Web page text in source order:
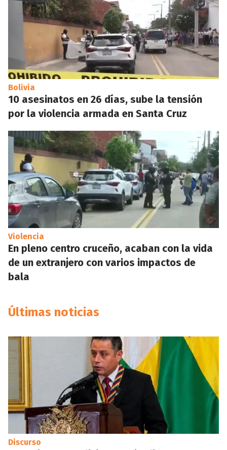
Bolivia
10 asesinatos en 26 días, sube la tensión
por la violencia armada en Santa Cruz
Violencia
En pleno centro cruceño, acaban con la vida
de un extranjero con varios impactos de
bala
Últimas noticias
Discurso